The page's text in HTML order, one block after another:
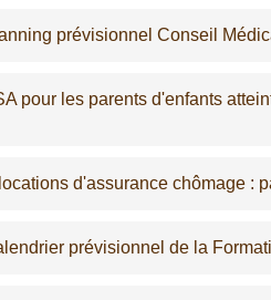
prévisionnel Conseil
pour les parents d'enfants
d'assurance chômage :
prévisionnel de la